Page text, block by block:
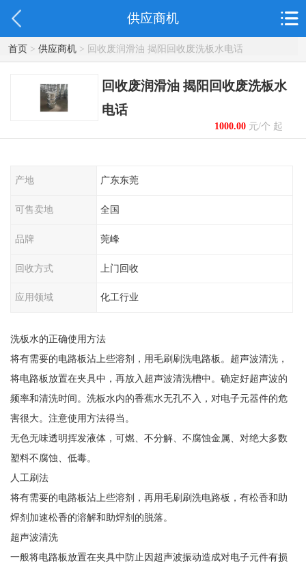
供应商机
首页> 供应商机> 回收废润滑油 揭阳回收废洗板水电话
回收废润滑油 揭阳回收废洗板水
电话
1000.00元/个 起
产地 广东东莞
可售卖地 全国
品牌 莞峰
回收方式 上门回收
应用领域 化工行业
洗板水的正确使用方法
将有需要的电路板沾上些溶剂，用毛刷刷洗电路板。超声波清洗，
将电路板放置在夹具中，再放入超声波清洗槽中。确定好超声波的
频率和清洗时间。洗板水内的香蕉水无孔不入，对电子元器件的危
害很大。注意使用方法得当。
无色无味透明挥发液体，可燃、不分解、不腐蚀金属、对绝大多数
塑料不腐蚀、低毒。
人工刷法
将有需要的电路板沾上些溶剂，再用毛刷刷洗电路板，有松香和助
焊剂加速松香的溶解和助焊剂的脱落。
超声波清洗
一般将电路板放置在夹具中防止因超声波振动造成对电子元件有损